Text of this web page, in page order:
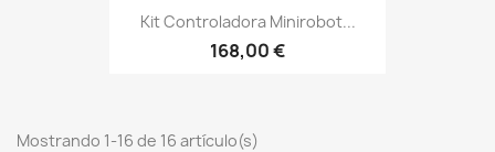
Kit Controladora Minirobot...
168,00 €
Mostrando 1-16 de 16 artículo(s)